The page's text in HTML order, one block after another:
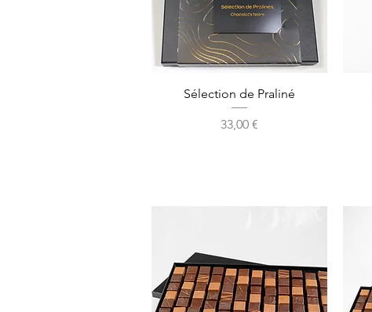
Aperçu rapide
Sélection de Praliné
Prix
33,00 €